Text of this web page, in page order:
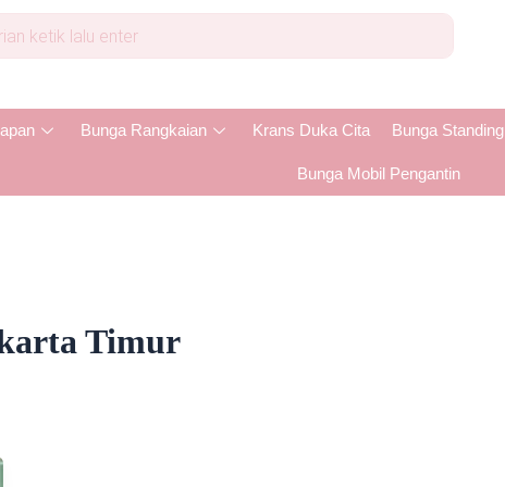
Bunga Rangkaian Krans Duka Cita Bunga Standing
Bunga Mobil Pengantin
Timur